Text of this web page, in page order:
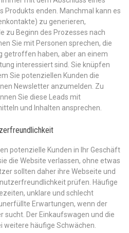
Produkts enden. Manchmal kann es
zu generieren,
zu Beginn des Prozesses nach
Sie mit Personen sprechen, die
getroffen haben, aber an einem
interessiert sind. Sie knüpfen
Sie potenziellen Kunden die
Newsletter anzumelden. Zu
Sie diese Leads mit
und Inhalten ansprechen.
potenzielle Kunden in Ihr Geschäft
die Website verlassen, ohne etwas
sollten daher ihre Webseite und
prüfen. Häufige
unklare und schlecht
Erwartungen, wenn der
sucht. Der Einkaufswagen und die
weitere häufige Schwächen.